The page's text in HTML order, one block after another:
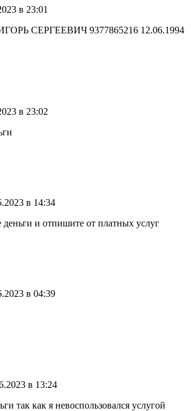
в 23:01
СЕРГЕЕВИЧ 9377865216 12.06.1994
в 23:02
в 14:34
и отпишите от платных услуг
в 04:39
в 13:24
так как я невоспользовался услугой